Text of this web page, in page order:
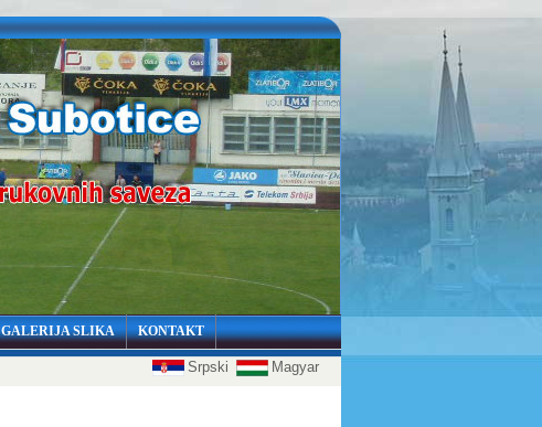
GALERIJA SLIKA KONTAKT
Srpski Magyar